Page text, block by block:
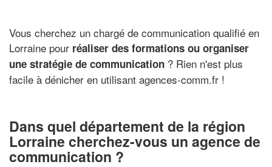
Vous cherchez un chargé de communication qualifié en
Lorraine pour réaliser des formations ou organiser
une stratégie de communication ? Rien n'est plus
facile à dénicher en utilisant agences-comm.fr !
Dans quel département de la région
Lorraine cherchez-vous un agence de
communication ?